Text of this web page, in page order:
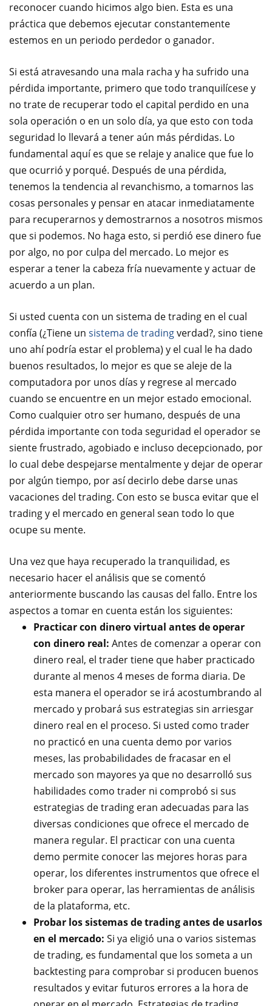
reconocer cuando hicimos algo bien. Esta es una
práctica que debemos ejecutar constantemente
estemos en un periodo perdedor o ganador.
Si está atravesando una mala racha y ha sufrido una
pérdida importante, primero que todo tranquilícese y
no trate de recuperar todo el capital perdido en una
sola operación o en un solo día, ya que esto con toda
seguridad lo llevará a tener aún más pérdidas. Lo
fundamental aquí es que se relaje y analice que fue lo
que ocurrió y porqué. Después de una pérdida,
tenemos la tendencia al revanchismo, a tomarnos las
cosas personales y pensar en atacar inmediatamente
para recuperarnos y demostrarnos a nosotros mismos
que si podemos. No haga esto, si perdió ese dinero fue
por algo, no por culpa del mercado. Lo mejor es
esperar a tener la cabeza fría nuevamente y actuar de
acuerdo a un plan.
Si usted cuenta con un sistema de trading en el cual
confía (¿Tiene un sistema de tradingverdad?, sino tiene
uno ahí podría estar el problema) y el cual le ha dado
buenos resultados, lo mejor es que se aleje de la
computadora por unos días y regrese al mercado
cuando se encuentre en un mejor estado emocional.
Como cualquier otro ser humano, después de una
pérdida importante con toda seguridad el operador se
siente frustrado, agobiado e incluso decepcionado, por
lo cual debe despejarse mentalmente y dejar de operar
por algún tiempo, por así decirlo debe darse unas
vacaciones del trading. Con esto se busca evitar que el
trading y el mercado en general sean todo lo que
ocupe su mente.
Una vez que haya recuperado la tranquilidad, es
necesario hacer el análisis que se comentó
anteriormente buscando las causas del fallo. Entre los
aspectos a tomar en cuenta están los siguientes:
Practicar con dinero virtual antes de operar
con dinero real: Antes de comenzar a operar con
dinero real, el trader tiene que haber practicado
durante al menos 4 meses de forma diaria. De
esta manera el operador se irá acostumbrando al
mercado y probará sus estrategias sin arriesgar
dinero real en el proceso. Si usted como trader
no practicó en una cuenta demo por varios
meses, las probabilidades de fracasar en el
mercado son mayores ya que no desarrolló sus
habilidades como trader ni comprobó si sus
estrategias de trading eran adecuadas para las
diversas condiciones que ofrece el mercado de
manera regular. El practicar con una cuenta
demo permite conocer las mejores horas para
operar, los diferentes instrumentos que ofrece el
broker para operar, las herramientas de análisis
de la plataforma, etc.
Probar los sistemas de trading antes de usarlos
en el mercado: Si ya eligió una o varios sistemas
de trading, es fundamental que los someta a un
backtesting para comprobar si producen buenos
resultados y evitar futuros errores a la hora de